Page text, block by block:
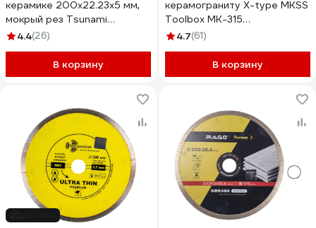
керамике 200x22.23x5 мм,
мокрый рез Tsunami
DD0010200025005
4.4(26)
В корзину
керамограниту X-type MKSS
Toolbox MK-315
200x1.6x10x25.4мм
4.7(61)
В корзину